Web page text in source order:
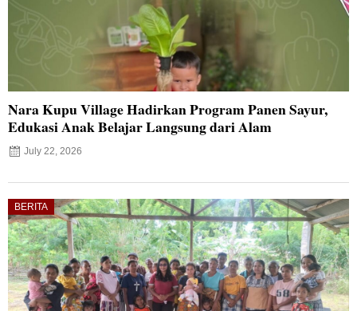
Nara Kupu Village Hadirkan Program Panen Sayur,
Edukasi Anak Belajar Langsung dari Alam
July 22, 2026
BERITA